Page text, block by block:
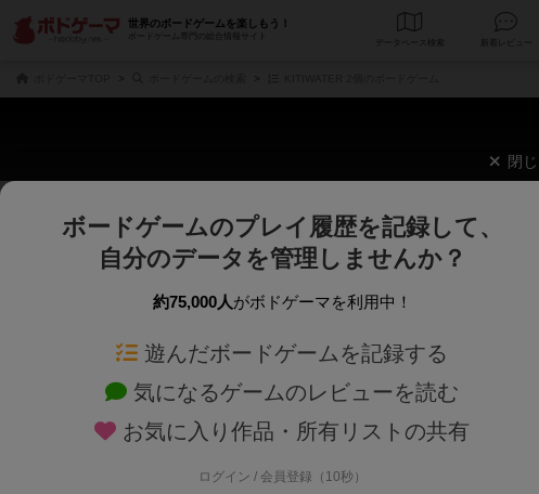
世界のボードゲームを楽しもう！
ボードゲーム専門の総合情報サイト
データベース
じっくり表示
商品名、商品説明文、デザイナー名、テーマ名、メカニクス名を対象にフリーワード検
ゲームデザイナー名を指定して検索でき
ゲームデザイナー
対象年齢を指定します。 世界観や登場人物などモ
テーマ/フレーバー
閉
ボードゲームのプレイ履歴を記録して、
自分のデータを管理しませんか？
約75,000人がボドゲーマを利用中！
遊んだボードゲームを記録する
気になるゲームのレビューを読む
お気に入り作品・所有リストの共有
ログイン / 会員登録（10秒）